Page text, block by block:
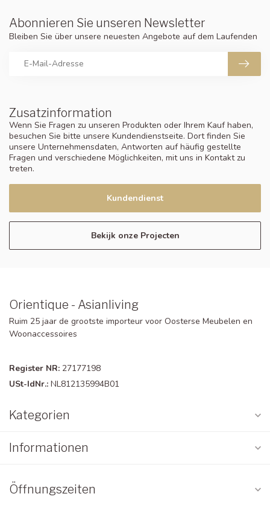
Zusatzinformation
Wenn Sie Fragen zu unseren Produkten oder Ihrem Kauf haben,
besuchen Sie bitte unsere Kundendienstseite. Dort finden Sie
unsere Unternehmensdaten, Antworten auf häufig gestellte
Fragen und verschiedene Möglichkeiten, mit uns in Kontakt zu
treten.
Kundendienst
Bekijk onze Projecten
Abonnieren Sie unseren Newsletter
Bleiben Sie über unsere neuesten Angebote auf dem Laufenden
Orientique - Asianliving
Ruim 25 jaar de grootste importeur voor Oosterse Meubelen en
Woonaccessoires
Register NR: 27177198
USt-IdNr.: NL812135994B01
Kategorien
Informationen
Öffnungszeiten